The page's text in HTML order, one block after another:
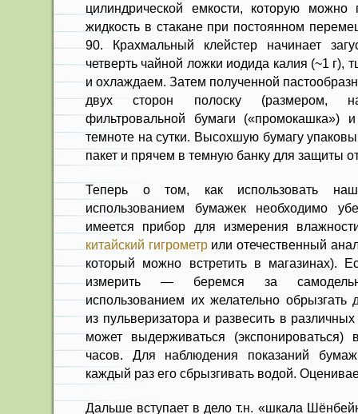
цилиндрической емкости, которую можно
жидкость в стакане при постоянном
90. Крахмальный клейстер начинает
четверть чайной ложки иодида калия (~1
и охлаждаем. Затем полученной
двух сторон полоску (размером,
фильтровальной бумаги («промокашка»)
темноте на сутки. Высохшую бумагу
пакет и прячем в темную банку для защиты
Теперь о том, как использовать
использованием бумажек необходимо
имеется прибор для измерения
китайский гигрометрили отечественный
который можно встретить в магазинах).
измерить — беремся за
использованием их желательно обрызгать
из пульверизатора и развесить в
может выдерживаться
часов. Для наблюдения показаний
каждый раз его сбрызгивать водой.
Дальше вступает в дело т.н. «шкала